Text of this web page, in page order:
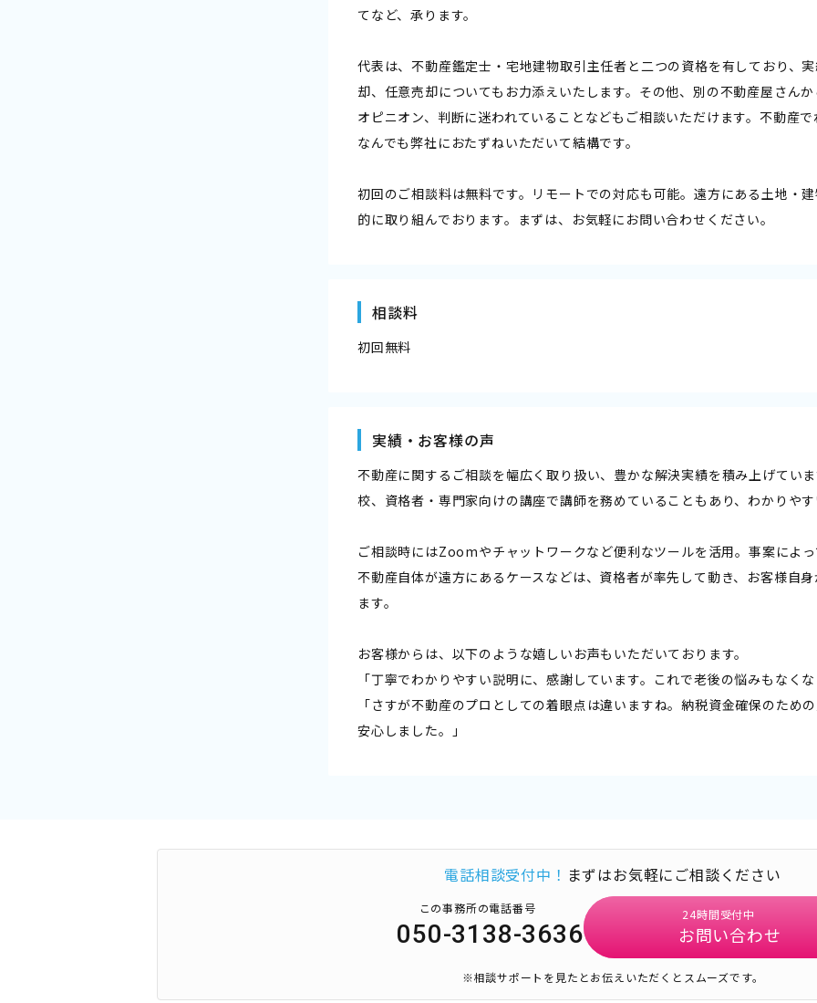
てなど、承ります。
代表は、不動産鑑定士・宅地建物取引主任者と二つの資格を有しており、
却、任意売却についてもお力添えいたします。その他、別の不動産屋さん
オピニオン、判断に迷われていることなどもご相談いただけます。不動産
なんでも弊社におたずねいただいて結構です。
初回のご相談料は無料です。リモートでの対応も可能。遠方にある土地・
的に取り組んでおります。まずは、お気軽にお問い合わせください。
相談料
初回無料
実績・お客様の声
不動産に関するご相談を幅広く取り扱い、豊かな解決実績を積み上げてい
校、資格者・専門家向けの講座で講師を務めていることもあり、わかりや
ご相談時にはZoomやチャットワークなど便利なツールを活用。事案によ
不動産自体が遠方にあるケースなどは、資格者が率先して動き、お客様自
ます。
お客様からは、以下のような嬉しいお声もいただいております。
「丁寧でわかりやすい説明に、感謝しています。これで老後の悩みもなく
「さすが不動産のプロとしての着眼点は違いますね。納税資金確保のため
安心しました。」
電話相談受付中！ まずはお気軽にご相談ください
この事務所の電話番号
050-3138-3636
24時間受付中
お問い合わせ
※相談サポートを見たとお伝えいただくとスムーズです。